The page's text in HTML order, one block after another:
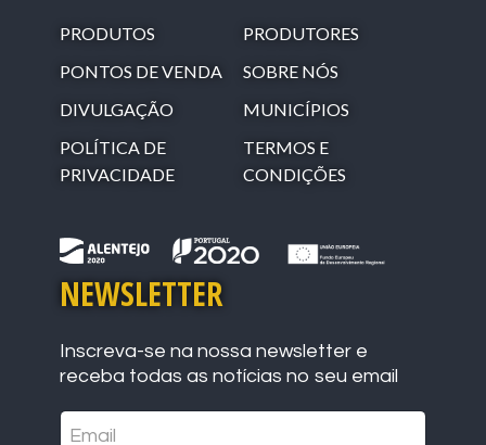
PRODUTOS
PRODUTORES
PONTOS DE VENDA
SOBRE NÓS
DIVULGAÇÃO
MUNICÍPIOS
POLÍTICA DE
PRIVACIDADE
TERMOS E
CONDIÇÕES
NEWSLETTER
Inscreva-se na nossa newsletter e
receba todas as notícias no seu email